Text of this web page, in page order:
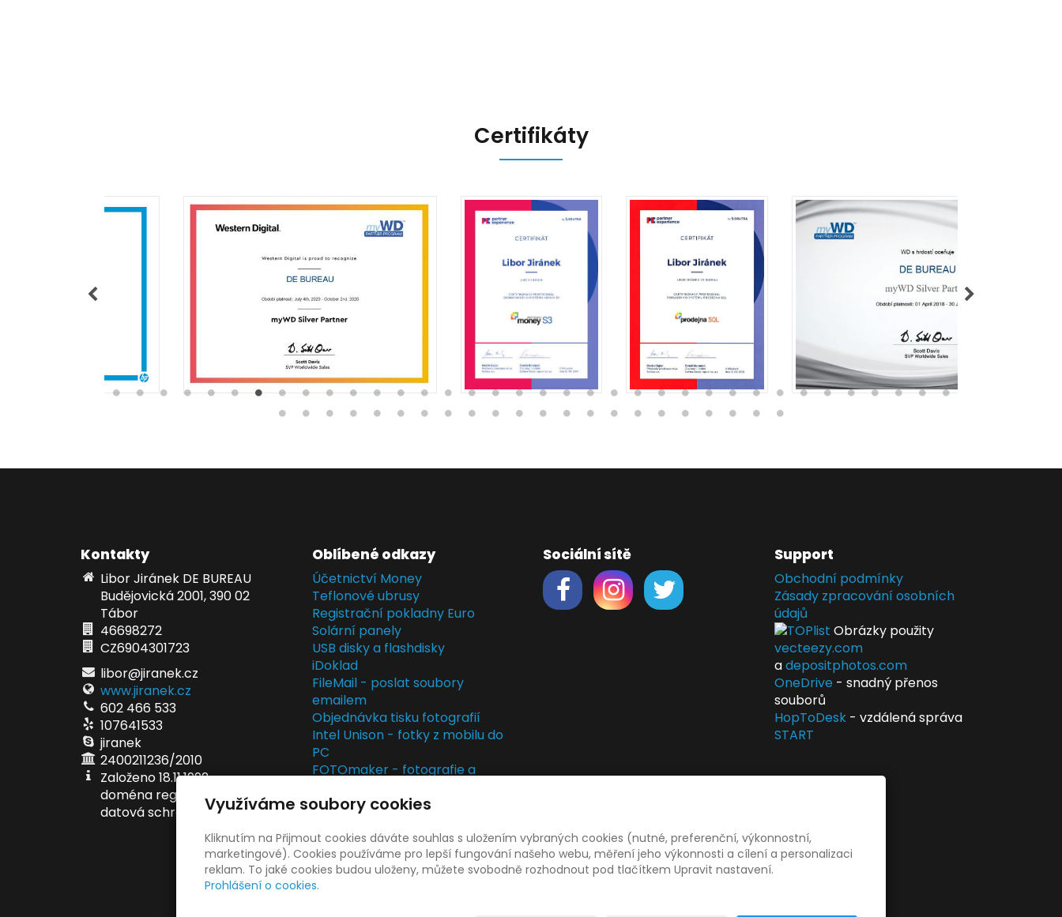
Certifikáty
Kontakty
Libor Jiránek DE BUREAU
Budějovická 2001, 390 02
Tábor
46698272
CZ6904301723
libor@jiranek.cz
www.jiranek.cz
602 466 533
107641533
jiranek
2400211236/2010
Založeno 18.11.1992
doména registrována 5.6.1998
datová schránka ei6ae6v
Oblíbené odkazy
Účetnictví Money
Teflonové ubrusy
Registrační pokladny Euro
Solární panely
USB disky a flashdisky
iDoklad
FileMail - poslat soubory
emailem
Objednávka tisku fotografií
Intel Unison - fotky z mobilu do
PC
FOTOmaker - fotografie a
EET pokladny
Sociální sítě Support
Obchodní podmínky
Zásady zpracování osobních
údajů
Obrázky použity
vecteezy.com
adepositphotos.com
OneDrive - snadný přenos
souborů
HopToDesk- vzdálená správa
START
Využíváme soubory cookies
Kliknutím na Přijmout cookies dáváte souhlas s uložením vybraných cookies (nutné, preferenční, výkonnostní,
marketingové). Cookies používáme pro lepší fungování našeho webu, měření jeho výkonnosti a cílení a personalizaci
reklam. To jaké cookies budou uloženy, můžete svobodně rozhodnout pod tlačítkem Upravit nastavení.
Prohlášení o cookies.